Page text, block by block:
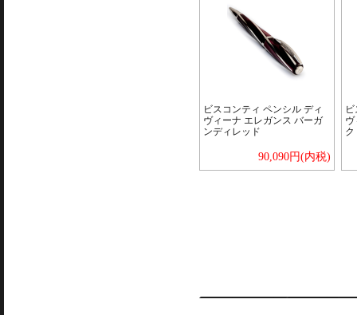
ビスコンティ ペンシル ディ
ヴィーナ エレガンス バーガ
ンディレッド
90,090円(内税)
ヴ
ク